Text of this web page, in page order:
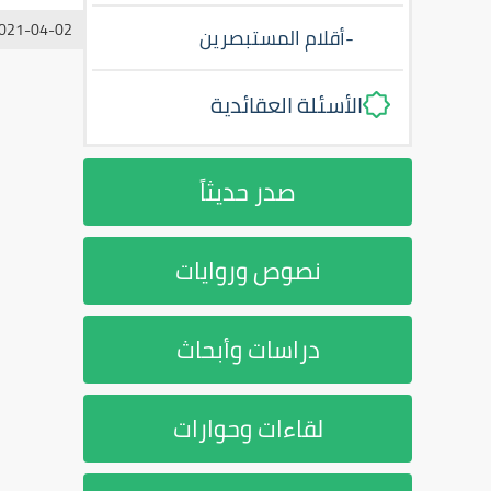
-أقلام المستبصرين
الأسئلة العقائدية
صدر حديثاً
نصوص وروايات
دراسات وأبحاث
لقاءات وحوارات
04-02